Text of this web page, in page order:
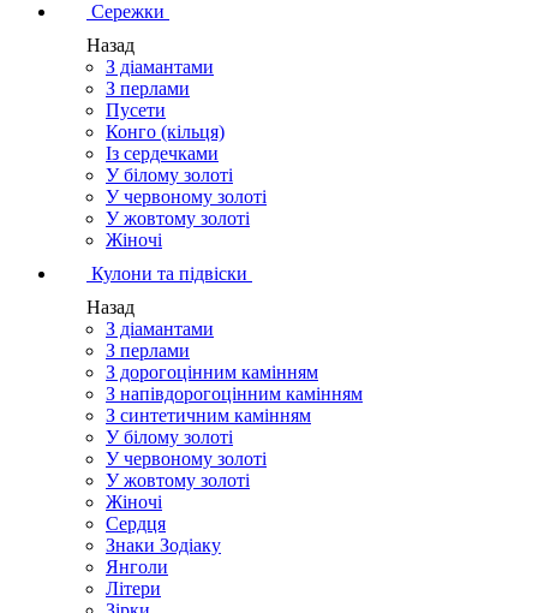
Сережки
Назад
З діамантами
З перлами
Пусети
Конго (кільця)
Із сердечками
У білому золоті
У червоному золоті
У жовтому золоті
Жіночі
Кулони та підвіски
Назад
З діамантами
З перлами
З дорогоцінним камінням
З напівдорогоцінним камінням
З синтетичним камінням
У білому золоті
У червоному золоті
У жовтому золоті
Жіночі
Сердця
Знаки Зодіаку
Янголи
Літери